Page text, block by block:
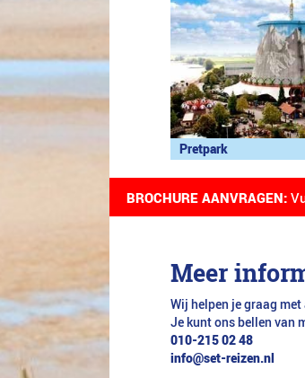
Pretpark
BROCHURE AANVRAGEN:
Meer
Wij helpen je graag met
Je kunt ons bellen van
010-215 02 48
info@set-reizen.nl